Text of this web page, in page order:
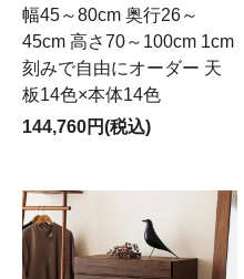
幅45～80cm 奥行26～
45cm 高さ70～100cm 1cm
刻みで自由にオーダー 天
板14色×本体14色
144,760円(税込)